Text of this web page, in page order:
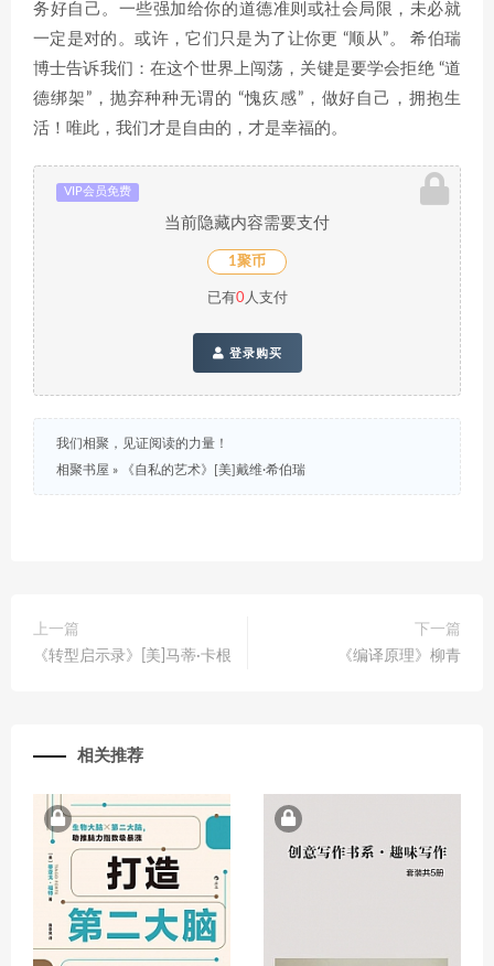
务好自己。一些强加给你的道德准则或社会局限，未必就
一定是对的。或许，它们只是为了让你更 “顺从”。 希伯瑞
博士告诉我们：在这个世界上闯荡，关键是要学会拒绝 “道
德绑架”，抛弃种种无谓的 “愧疚感”，做好自己，拥抱生
活！唯此，我们才是自由的，才是幸福的。
VIP会员免费
当前隐藏内容需要支付
1聚币
已有0人支付
登录购买
我们相聚，见证阅读的力量！
相聚书屋 » 《自私的艺术》[美]戴维·希伯瑞
上一篇
《转型启示录》[美]马蒂·卡根
下一篇
《编译原理》柳青
相关推荐